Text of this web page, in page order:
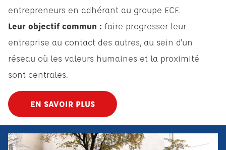
entrepreneurs en adhérant au groupe ECF.
Leur objectif commun : faire progresser leur
entreprise au contact des autres, au sein d'un
réseau où les valeurs humaines et la proximité
sont centrales.
EN SAVOIR PLUS